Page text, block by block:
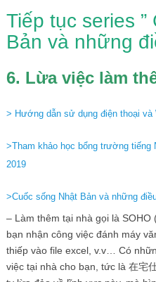
Tiếp tục series
Bản và những
6. Lừa việc làm
> Hướng dẫn sử dụng điện thoại và
>Tham khảo học bổng trường tiếng
2019
>Cuốc sống Nhật Bản và những
– Làm thêm tại nhà gọi là SOHO
bạn nhận công việc đánh máy
thiếp vào file excel, v.v… Có
việc tại nhà cho bạn, tức là 在宅